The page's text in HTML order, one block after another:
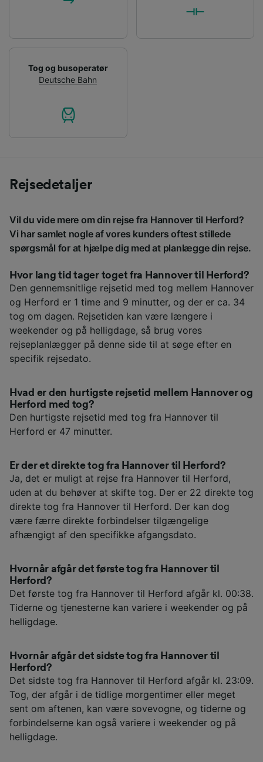
Tog og busoperatør
Deutsche Bahn
Rejsedetaljer
Vil du vide mere om din rejse fra Hannover til Herford?
Vi har samlet nogle af vores kunders oftest stillede
spørgsmål for at hjælpe dig med at planlægge din rejse.
Hvor lang tid tager toget fra Hannover til Herford?
Den gennemsnitlige rejsetid med tog mellem Hannover
og Herford er 1 time and 9 minutter, og der er ca. 34
tog om dagen. Rejsetiden kan være længere i
weekender og på helligdage, så brug vores
rejseplanlægger på denne side til at søge efter en
specifik rejsedato.
Hvad er den hurtigste rejsetid mellem Hannover og
Herford med tog?
Den hurtigste rejsetid med tog fra Hannover til
Herford er 47 minutter.
Er der et direkte tog fra Hannover til Herford?
Ja, det er muligt at rejse fra Hannover til Herford,
uden at du behøver at skifte tog. Der er 22 direkte tog
direkte tog fra Hannover til Herford. Der kan dog
være færre direkte forbindelser tilgængelige
afhængigt af den specifikke afgangsdato.
Hvornår afgår det første tog fra Hannover til
Herford?
Det første tog fra Hannover til Herford afgår kl. 00:38.
Tiderne og tjenesterne kan variere i weekender og på
helligdage.
Hvornår afgår det sidste tog fra Hannover til
Herford?
Det sidste tog fra Hannover til Herford afgår kl. 23:09.
Tog, der afgår i de tidlige morgentimer eller meget
sent om aftenen, kan være sovevogne, og tiderne og
forbindelserne kan også variere i weekender og på
helligdage.